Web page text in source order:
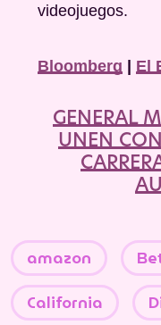
videojuegos.
Bloomberg | El
GENERAL
UNEN
amazon
California